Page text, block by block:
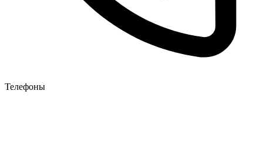
Телефоны